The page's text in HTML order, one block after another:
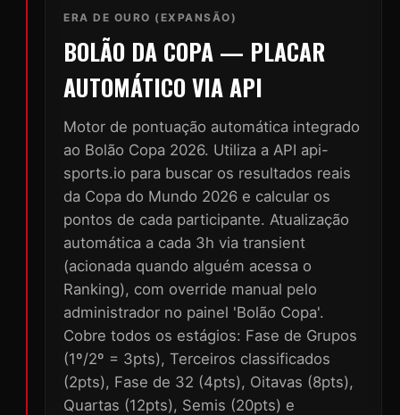
ERA DE OURO (EXPANSÃO)
BOLÃO DA COPA — PLACAR
AUTOMÁTICO VIA API
Motor de pontuação automática integrado
ao Bolão Copa 2026. Utiliza a API api-
sports.io para buscar os resultados reais
da Copa do Mundo 2026 e calcular os
pontos de cada participante. Atualização
automática a cada 3h via transient
(acionada quando alguém acessa o
Ranking), com override manual pelo
administrador no painel 'Bolão Copa'.
Cobre todos os estágios: Fase de Grupos
(1º/2º = 3pts), Terceiros classificados
(2pts), Fase de 32 (4pts), Oitavas (8pts),
Quartas (12pts), Semis (20pts) e